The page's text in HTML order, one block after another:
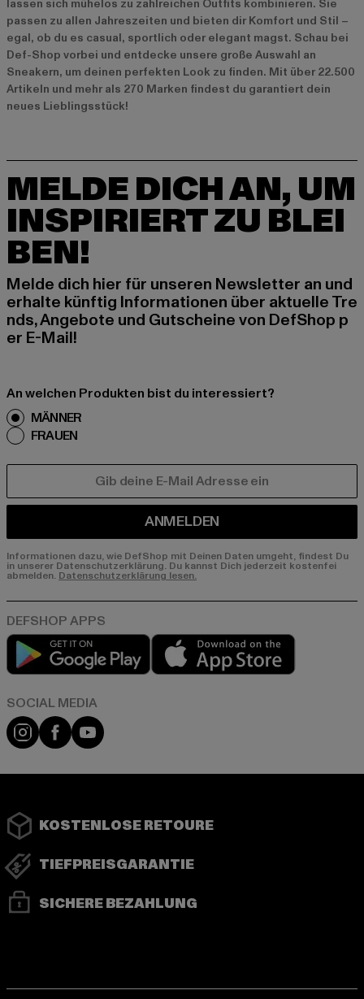
lassen sich mühelos zu zahlreichen Outfits kombinieren. Sie
passen zu allen Jahreszeiten und bieten dir Komfort und Stil –
egal, ob du es casual, sportlich oder elegant magst. Schau bei
Def-Shop vorbei und entdecke unsere große Auswahl an
Sneakern, um deinen perfekten Look zu finden. Mit über 22.500
Artikeln und mehr als 270 Marken findest du garantiert dein
neues Lieblingsstück!
MELDE DICH AN, UM
INSPIRIERT ZU BLEI
BEN!
Melde dich hier für unseren Newsletter an und
erhalte künftig Informationen über aktuelle Tre
nds, Angebote und Gutscheine von DefShop p
er E-Mail!
An welchen Produkten bist du interessiert?
MÄNNER
FRAUEN
ANMELDEN
Informationen dazu, wie DefShop mit Deinen Daten umgeht, findest Du
in unserer Datenschutzerklärung. Du kannst Dich jederzeit kostenfei
abmelden.Datenschutzerklärung lesen.
Play market
Instagram
FacebookYouTube
KOSTENLOSE RETOURE
TIEFPREISGARANTIE
SICHERE BEZAHLUNG